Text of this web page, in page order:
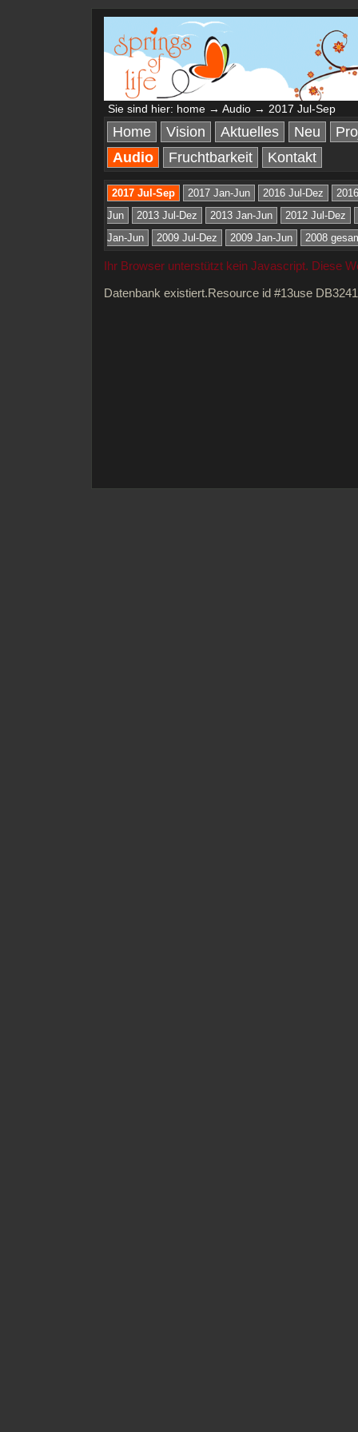
Sie sind hier: home → Audio → 2017 Jul-Sep
Home Vision Aktuelles Neu
Audio
Fruchtbarkeit Kontakt
2017 Jul-Sep 2017 Jan-Jun 2016 Jul-Dez
Jun
2013 Jul-Dez 2013 Jan-Jun
2012 Jul-Dez
Jan-Jun
2009 Jul-Dez 2009 Jan-Jun 2008
Ihr Browser unterstützt kein Javascript. Diese
Datenbank existiert.Resource id #13use